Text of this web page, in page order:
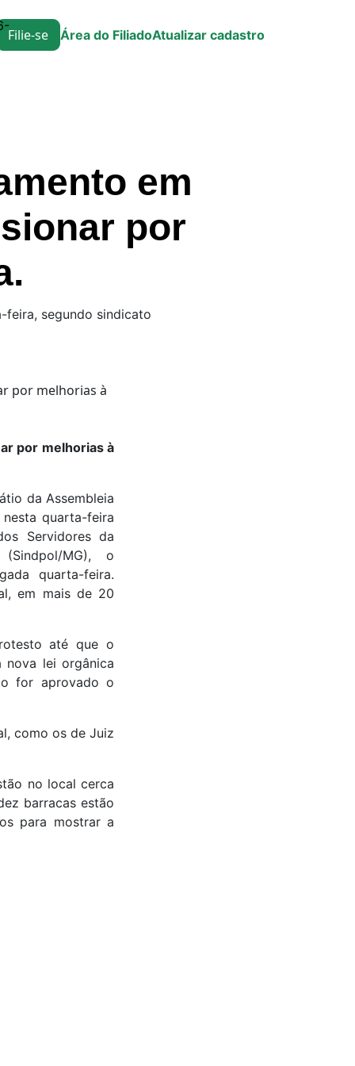
Filie-se Área do FiliadoAtualizar cadastro
em
por
feira, segundo sindicato
por melhorias à
da Assembleia
quarta-feira
Servidores da
MG), o
quarta-feira.
em mais de 20
até que o
nova lei orgânica
for aprovado o
como os de Juiz
no local cerca
barracas estão
para mostrar a